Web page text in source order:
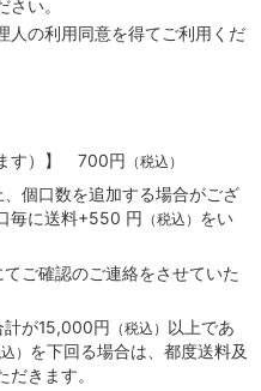
い。
人の利用同意を得てご利用くだ
す）】 700円 （税込）
個口数を追加する場合がござ
毎に送料+550 円 （税込） をい
ご確認のご連絡をさせていた
計が15,000円 （税込） 以上であ
） を下回る場合は、都度送料及
きます。